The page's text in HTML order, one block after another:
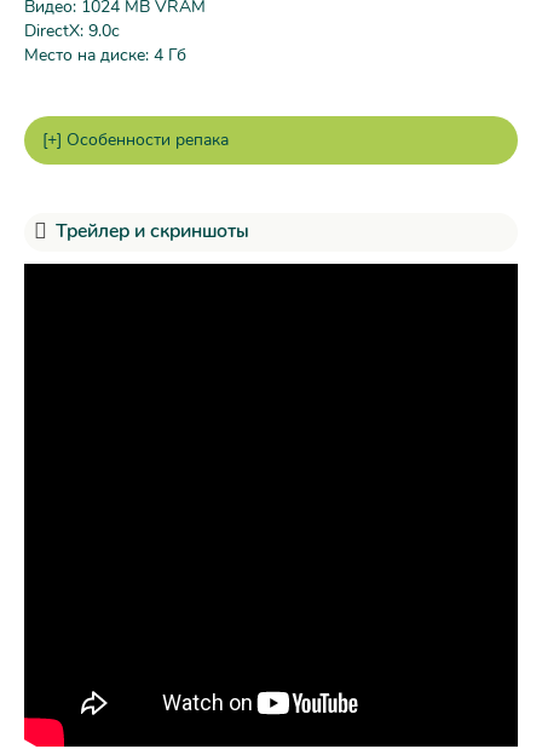
Видео: 1024 MB VRAM
DirectX: 9.0c
Место на диске: 4 Гб
Трейлер и скриншоты